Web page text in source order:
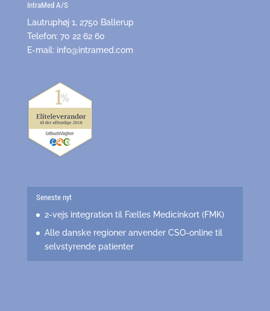
IntraMed A/S
Lautruphøj 1, 2750 Ballerup
Telefon: 70 22 62 60
E-mail: info@intramed.com
Seneste nyt
2-vejs integration til Fælles Medicinkort (FMK)
Alle danske regioner anvender CSO-online til
selvstyrende patienter